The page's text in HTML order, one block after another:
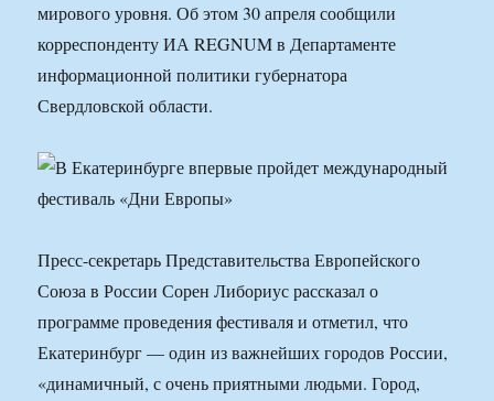
мирового уровня. Об этом 30 апреля сообщили
корреспонденту ИА REGNUM в Департаменте
информационной политики губернатора
Свердловской области.
Пресс-секретарь Представительства Европейского
Союза в России Сорен Либориус рассказал о
программе проведения фестиваля и отметил, что
Екатеринбург — один из важнейших городов России,
«динамичный, с очень приятными людьми. Город,